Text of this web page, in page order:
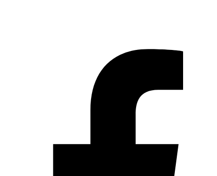
En las noches del Ramadán, después del
familias por todo el mundo árabe
se sientan para ver las series y programas que se emiten
hacían en el pasado los
o narradores que
contaban historias y mitos. Era tal la capacidad de
que se volvieron una parte